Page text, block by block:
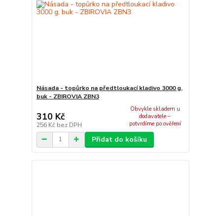
Násada - topůrko na předtloukací kladivo 3000 g,
buk - ZBIROVIA ZBN3
310 Kč
256 Kč bez DPH
Obvykle skladem u
dodavatele –
potvrdíme po ověření
Přidat do košíku